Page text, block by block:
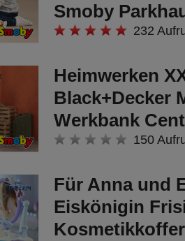
Smoby
232
Heimwerken
Black+Decker
Werkbank
150
Für Anna und
Eiskönigin